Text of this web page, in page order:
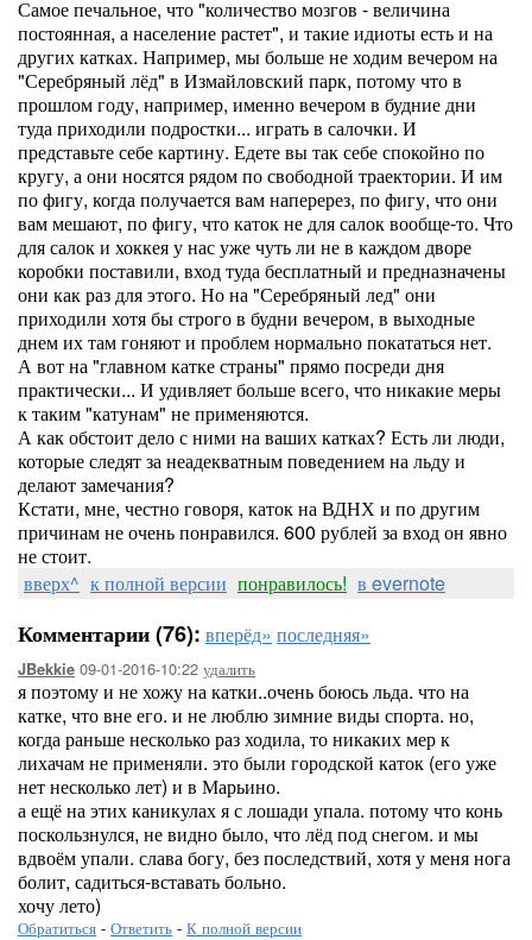
Самое печальное, что "количество мозгов - величина
постоянная, а население растет", и такие идиоты есть и на
других катках. Например, мы больше не ходим вечером на
"Серебряный лёд" в Измайловский парк, потому что в
прошлом году, например, именно вечером в будние дни
туда приходили подростки... играть в салочки. И
представьте себе картину. Едете вы так себе спокойно по
кругу, а они носятся рядом по свободной траектории. И им
по фигу, когда получается вам наперерез, по фигу, что они
вам мешают, по фигу, что каток не для салок вообще-то. Что
для салок и хоккея у нас уже чуть ли не в каждом дворе
коробки поставили, вход туда бесплатный и предназначены
они как раз для этого. Но на "Серебряный лед" они
приходили хотя бы строго в будни вечером, в выходные
днем их там гоняют и проблем нормально покататься нет.
А вот на "главном катке страны" прямо посреди дня
практически... И удивляет больше всего, что никакие меры
к таким "катунам" не применяются.
А как обстоит дело с ними на ваших катках? Есть ли люди,
которые следят за неадекватным поведением на льду и
делают замечания?
Кстати, мне, честно говоря, каток на ВДНХ и по другим
причинам не очень понравился. 600 рублей за вход он явно
не стоит.
вверх^ к полной версии понравилось! в evernote
Комментарии (76): вперёд» последняя»
JBekkie 09-01-2016-10:22 удалить
я поэтому и не хожу на катки..очень боюсь льда. что на
катке, что вне его. и не люблю зимние виды спорта. но,
когда раньше несколько раз ходила, то никаких мер к
лихачам не применяли. это были городской каток (его уже
нет несколько лет) и в Марьино.
а ещё на этих каникулах я с лошади упала. потому что конь
поскользнулся, не видно было, что лёд под снегом. и мы
вдвоём упали. слава богу, без последствий, хотя у меня нога
болит, садиться-вставать больно.
хочу лето)
Обратиться - Ответить - К полной версии